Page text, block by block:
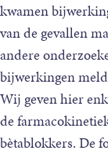
kwamen
van de gevallen
andere
bijwerkingen
Wij geven hier
de
bètablokkers. De